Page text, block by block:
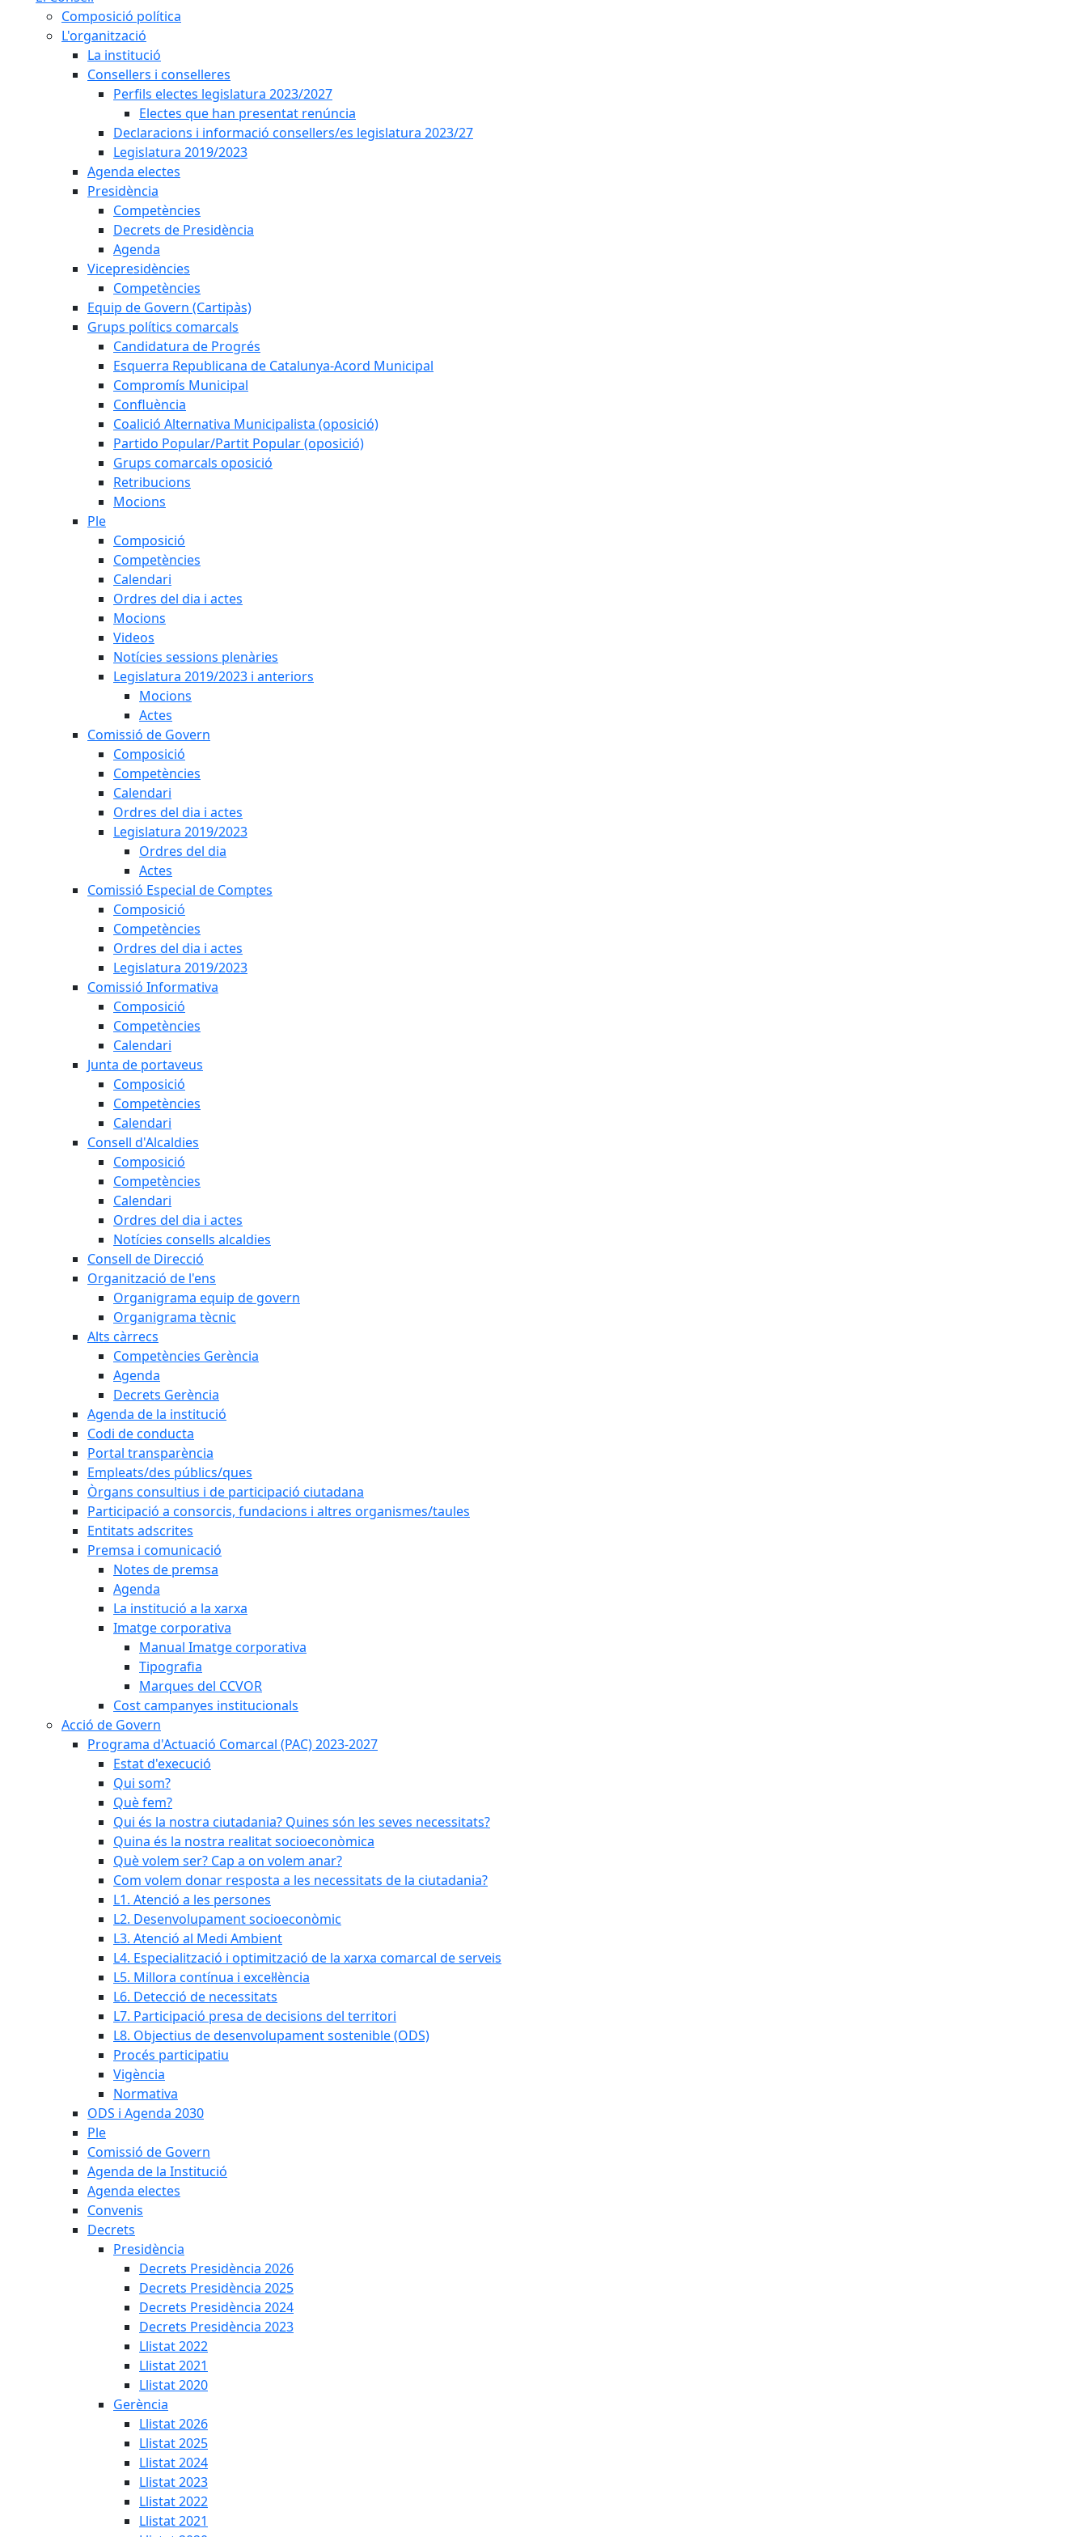
Composició política
L'organització
La institució
Consellers i conselleres
Perfils electes legislatura 2023/2027
Electes que han presentat renúncia
Declaracions i informació consellers/es legislatura 2023/27
Legislatura 2019/2023
Agenda electes
Presidència
Competències
Decrets de Presidència
Agenda
Vicepresidències
Competències
Equip de Govern (Cartipàs)
Grups polítics comarcals
Candidatura de Progrés
Esquerra Republicana de Catalunya-Acord Municipal
Compromís Municipal
Confluència
Coalició Alternativa Municipalista (oposició)
Partido Popular/Partit Popular (oposició)
Grups comarcals oposició
Retribucions
Mocions
Ple
Composició
Competències
Calendari
Ordres del dia i actes
Mocions
Videos
Notícies sessions plenàries
Legislatura 2019/2023 i anteriors
Mocions
Actes
Comissió de Govern
Composició
Competències
Calendari
Ordres del dia i actes
Legislatura 2019/2023
Ordres del dia
Actes
Comissió Especial de Comptes
Composició
Competències
Ordres del dia i actes
Legislatura 2019/2023
Comissió Informativa
Composició
Competències
Calendari
Junta de portaveus
Composició
Competències
Calendari
Consell d'Alcaldies
Composició
Competències
Calendari
Ordres del dia i actes
Notícies consells alcaldies
Consell de Direcció
Organització de l'ens
Organigrama equip de govern
Organigrama tècnic
Alts càrrecs
Competències Gerència
Agenda
Decrets Gerència
Agenda de la institució
Codi de conducta
Portal transparència
Empleats/des públics/ques
Òrgans consultius i de participació ciutadana
Participació a consorcis, fundacions i altres organismes/taules
Entitats adscrites
Premsa i comunicació
Notes de premsa
Agenda
La institució a la xarxa
Imatge corporativa
Manual Imatge corporativa
Tipografia
Marques del CCVOR
Cost campanyes institucionals
Acció de Govern
Programa d'Actuació Comarcal (PAC) 2023-2027
Estat d'execució
Qui som?
Què fem?
Qui és la nostra ciutadania? Quines són les seves necessitats?
Quina és la nostra realitat socioeconòmica
Què volem ser? Cap a on volem anar?
Com volem donar resposta a les necessitats de la ciutadania?
L1. Atenció a les persones
L2. Desenvolupament socioeconòmic
L3. Atenció al Medi Ambient
L4. Especialització i optimització de la xarxa comarcal de serveis
L5. Millora contínua i excel·lència
L6. Detecció de necessitats
L7. Participació presa de decisions del territori
L8. Objectius de desenvolupament sostenible (ODS)
Procés participatiu
Vigència
Normativa
ODS i Agenda 2030
Ple
Comissió de Govern
Agenda de la Institució
Agenda electes
Convenis
Decrets
Presidència
Decrets Presidència 2026
Decrets Presidència 2025
Decrets Presidència 2024
Decrets Presidència 2023
Llistat 2022
Llistat 2021
Llistat 2020
Gerència
Llistat 2026
Llistat 2025
Llistat 2024
Llistat 2023
Llistat 2022
Llistat 2021